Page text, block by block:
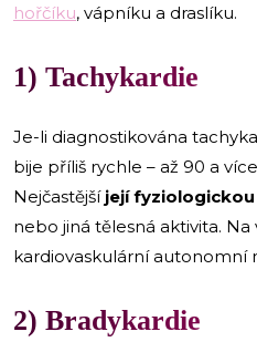
hořčíku, vápníku a draslíku.
1) Tachykardie
Je-li diagnostikována
bije příliš rychle – až 90 a
Nejčastější její
nebo jiná tělesná aktivita.
kardiovaskulární autonomní
2) Bradykardie